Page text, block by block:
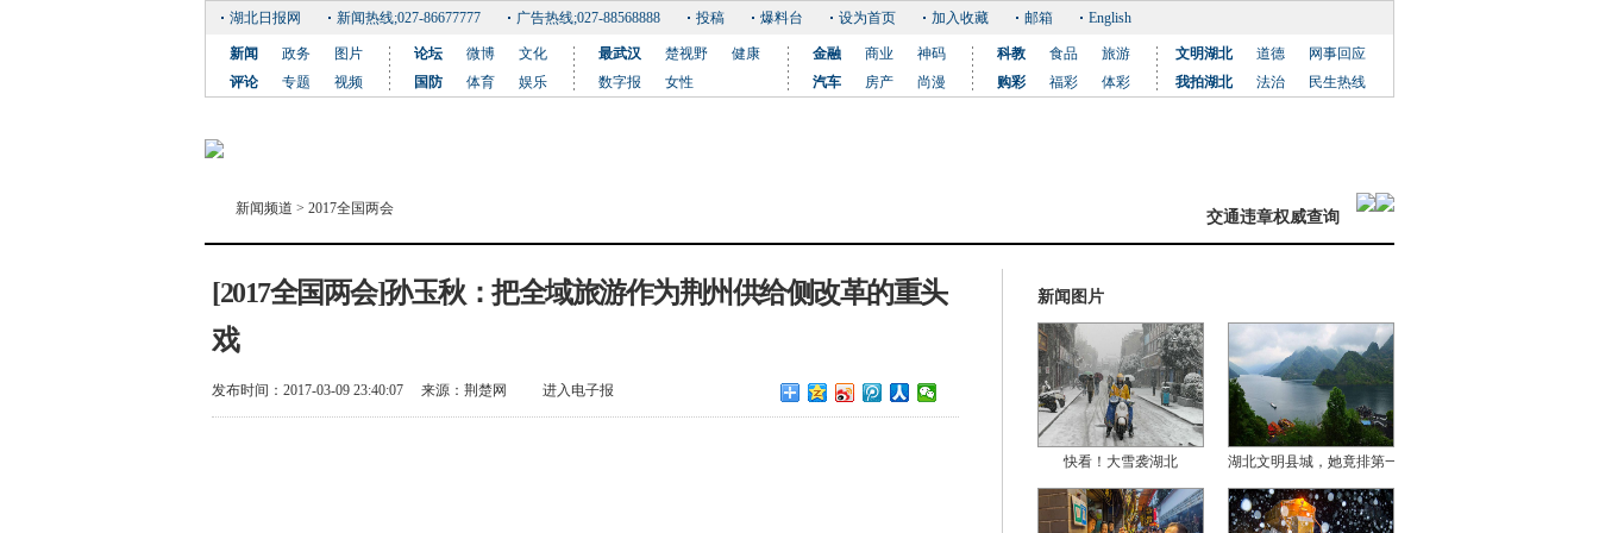
湖北日报网 新闻热线;027-86677777 广告热线;027-88568888 投稿 爆料台 设为首页 加入收藏 邮箱 English
新闻 政务
图片
评论
专题 视频
论坛 微博
文化
国防
体育 娱乐
最武汉 楚视野
健康
数字报
女性
金融 商业
神码
汽车
房产 尚漫
科教 食品
旅游
购彩
福彩 体彩
文明湖北 道德
网事回应
我拍湖北
法治 民生热线
新闻频道 > 2017全国两会 交通违章权威查询
[2017全国两会]孙玉秋：把全域旅游作为荆州供给侧改革的重头
戏
发布时间：2017-03-09 23:40:07 来源：荆楚网 进入电子报
新闻图片
快看！大雪袭湖北 湖北文明县城，她竟排第一